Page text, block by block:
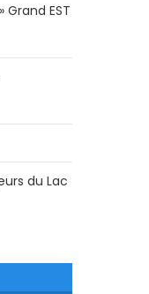
Grand EST
du Lac